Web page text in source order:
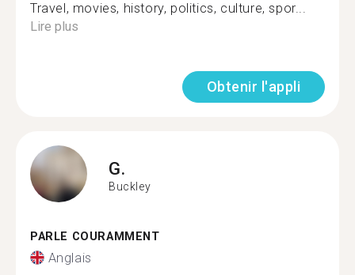
Travel, movies, history, politics, culture, spor...
Lire plus
Obtenir l'appli
G.
Buckley
PARLE COURAMMENT
Anglais